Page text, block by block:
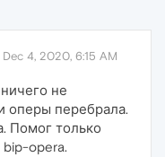
Dec 4, 2020, 6:15 AM
не
оперы перебрала.
Помог только
opera.